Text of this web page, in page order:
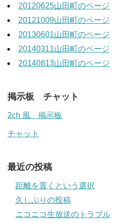
20120625山田町のページ
20121009山田町のページ
20130601山田町のページ
20140311山田町のページ
20140813山田町のページ
掲示板 チャット
2ch 風 掲示板
チャット
最近の投稿
距離を置くという選択
久しぶりの投稿
ニコニコ生放送のトラブル